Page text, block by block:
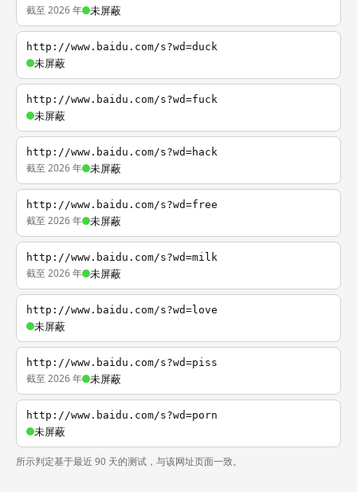
截至 2026 年 未屏蔽
http://www.baidu.com/s?wd=duck
未屏蔽
http://www.baidu.com/s?wd=fuck
未屏蔽
http://www.baidu.com/s?wd=hack
截至 2026 年 未屏蔽
http://www.baidu.com/s?wd=free
截至 2026 年 未屏蔽
http://www.baidu.com/s?wd=milk
截至 2026 年 未屏蔽
http://www.baidu.com/s?wd=love
未屏蔽
http://www.baidu.com/s?wd=piss
截至 2026 年 未屏蔽
http://www.baidu.com/s?wd=porn
未屏蔽
所示判定基于最近 90 天的测试，与该网址页面一致。